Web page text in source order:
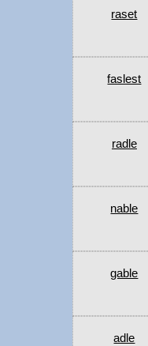
raset
faslest
radle
nable
gable
adle